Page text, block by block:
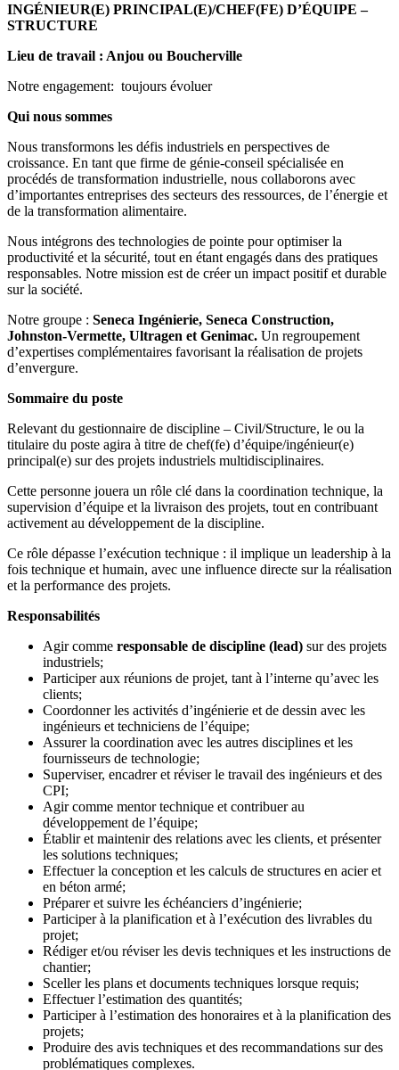
INGÉNIEUR(E) PRINCIPAL(E)/CHEF(FE) D’ÉQUIPE –
STRUCTURE
Lieu de travail : Anjou ou Boucherville
Notre engagement: toujours évoluer
Qui nous sommes
Nous transformons les défis industriels en perspectives de
croissance. En tant que firme de génie-conseil spécialisée en
procédés de transformation industrielle, nous collaborons avec
d’importantes entreprises des secteurs des ressources, de l’énergie et
de la transformation alimentaire.
Nous intégrons des technologies de pointe pour optimiser la
productivité et la sécurité, tout en étant engagés dans des pratiques
responsables. Notre mission est de créer un impact positif et durable
sur la société.
Notre groupe : Seneca Ingénierie, Seneca Construction,
Johnston-Vermette, Ultragen et Genimac. Un regroupement
d’expertises complémentaires favorisant la réalisation de projets
d’envergure.
Sommaire du poste
Relevant du gestionnaire de discipline – Civil/Structure, le ou la
titulaire du poste agira à titre de chef(fe) d’équipe/ingénieur(e)
principal(e) sur des projets industriels multidisciplinaires.
Cette personne jouera un rôle clé dans la coordination technique, la
supervision d’équipe et la livraison des projets, tout en contribuant
activement au développement de la discipline.
Ce rôle dépasse l’exécution technique : il implique un leadership à la
fois technique et humain, avec une influence directe sur la réalisation
et la performance des projets.
Responsabilités
Agir comme responsable de discipline (lead) sur des projets
industriels;
Participer aux réunions de projet, tant à l’interne qu’avec les
clients;
Coordonner les activités d’ingénierie et de dessin avec les
ingénieurs et techniciens de l’équipe;
Assurer la coordination avec les autres disciplines et les
fournisseurs de technologie;
Superviser, encadrer et réviser le travail des ingénieurs et des
CPI;
Agir comme mentor technique et contribuer au
développement de l’équipe;
Établir et maintenir des relations avec les clients, et présenter
les solutions techniques;
Effectuer la conception et les calculs de structures en acier et
en béton armé;
Préparer et suivre les échéanciers d’ingénierie;
Participer à la planification et à l’exécution des livrables du
projet;
Rédiger et/ou réviser les devis techniques et les instructions de
chantier;
Sceller les plans et documents techniques lorsque requis;
Effectuer l’estimation des quantités;
Participer à l’estimation des honoraires et à la planification des
projets;
Produire des avis techniques et des recommandations sur des
problématiques complexes.